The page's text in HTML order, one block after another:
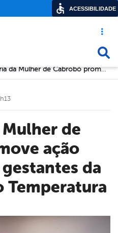
Acesso
Secretaria da Mulher de Cabrobó promove ação especial com gestantes da UBS do Bairro Temperatura
ação
da
Temperatura
ACESSIBILIDADE